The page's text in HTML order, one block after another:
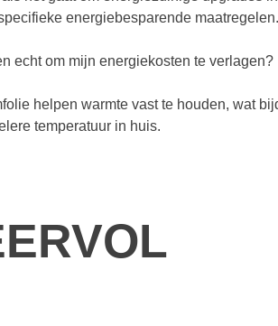
energiebesparende maatregelen.
echt om mijn energiekosten te verlagen?
helpen warmte vast te houden, wat
temperatuur in huis.